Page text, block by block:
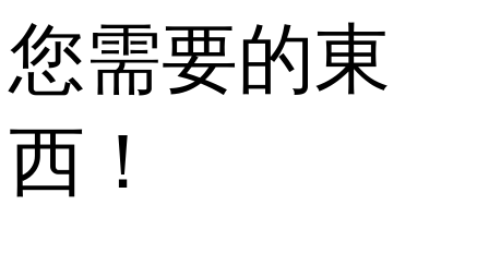
您需要的東
西！